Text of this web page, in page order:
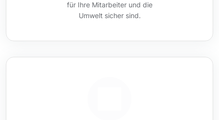
für Ihre Mitarbeiter und die
Umwelt sicher sind.